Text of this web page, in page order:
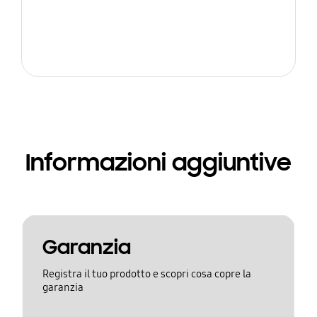
Informazioni aggiuntive
Garanzia
Registra il tuo prodotto e scopri cosa copre la
garanzia